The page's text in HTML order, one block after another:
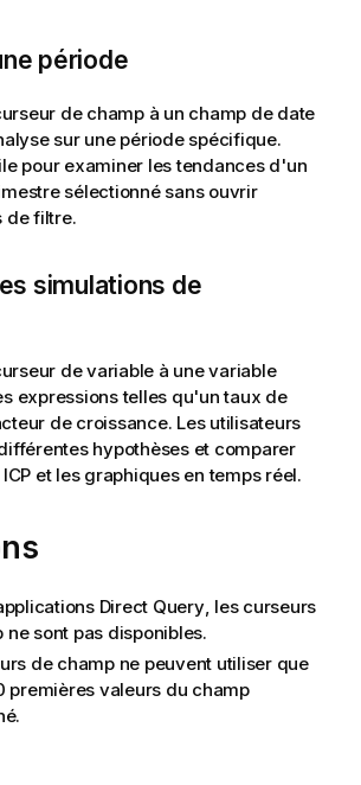
période
de champ à un champ de date
sur une période spécifique.
pour examiner les tendances d'un
sélectionné sans ouvrir
de filtre.
simulations de
de variable à une variable
expressions telles qu'un taux de
de croissance. Les utilisateurs
hypothèses et comparer
et les graphiques en temps réel.
Direct Query, les curseurs
ne sont pas disponibles.
de champ ne peuvent utiliser que
premières valeurs du champ